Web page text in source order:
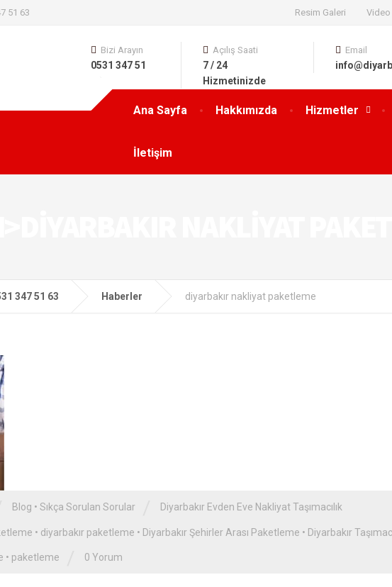
51 63 Resim Galeri Video
Ana Sayfa Hakkımızda Hizmetler
İletişim
Bizi Arayın
0531 347 51
Açılış Saati
7 / 24
Hizmetinizde
Email
347 51 63 Haberler diyarbakır nakliyat paketleme
Blog • Sıkça Sorulan Sorular Diyarbakır Evden Eve Nakliyat Taşımacılık
• diyarbakır paketleme • Diyarbakır Şehirler Arası Paketleme • Diyarbakır
• paketleme 0 Yorum